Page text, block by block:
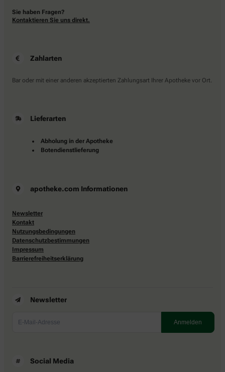
Sie haben Fragen?
Kontaktieren Sie uns direkt.
Zahlarten
Bar oder mit einer anderen akzeptierten Zahlungsart Ihrer Apotheke vor Ort.
Lieferarten
Abholung in der Apotheke
Botendienstlieferung
apotheke.com Informationen
Newsletter
Kontakt
Nutzungsbedingungen
Datenschutzbestimmungen
Impressum
Barrierefreiheitserklärung
Newsletter
Social Media